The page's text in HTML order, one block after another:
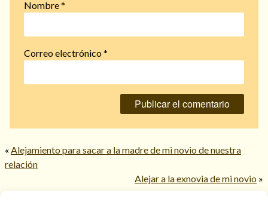
Nombre*
Correo electrónico*
« Alejamiento para sacar a la madre de mi novio de nuestra
relación
Alejar a la exnovia de mi novio »